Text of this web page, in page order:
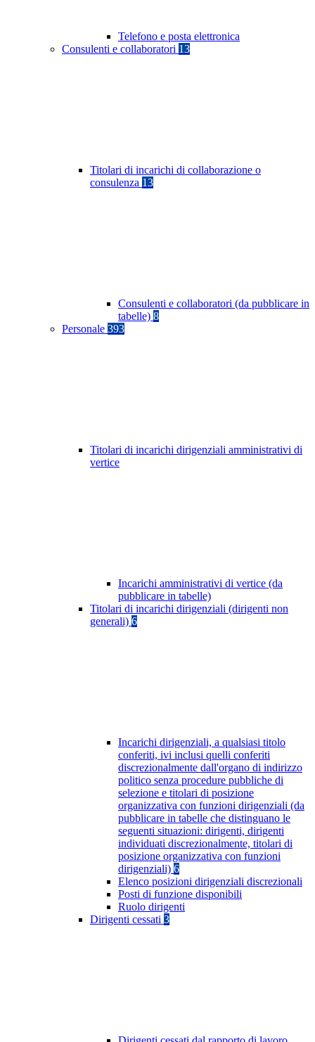
Telefono e posta elettronica
Consulenti e collaboratori 13
Titolari di incarichi di collaborazione o
consulenza 13
Consulenti e collaboratori (da pubblicare in
tabelle) 8
Personale 393
Titolari di incarichi dirigenziali amministrativi di
vertice
Incarichi amministrativi di vertice (da
pubblicare in tabelle)
Titolari di incarichi dirigenziali (dirigenti non
generali) 6
Incarichi dirigenziali, a qualsiasi titolo
conferiti, ivi inclusi quelli conferiti
discrezionalmente dall'organo di indirizzo
politico senza procedure pubbliche di
selezione e titolari di posizione
organizzativa con funzioni dirigenziali (da
pubblicare in tabelle che distinguano le
seguenti situazioni: dirigenti, dirigenti
individuati discrezionalmente, titolari di
posizione organizzativa con funzioni
dirigenziali) 6
Elenco posizioni dirigenziali discrezionali
Posti di funzione disponibili
Ruolo dirigenti
Dirigenti cessati 3